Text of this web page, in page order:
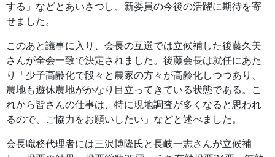
する」などとあいさつし、新委員の今後の活躍に期待を寄
せました。
このあと議事に入り、会長の互選では立候補した後藤久美
さんが全会一致で決定されました。後藤会長は就任にあた
り「少子高齢化で段々と農家の方々が高齢化しつつあり、
農地も遊休農地がかなり目立ってきている状態である。こ
れから皆さんの仕事は、特に現地調査が多くなると思われ
るので、ご協力をお願いしたい」などと述べました。
会長職務代理者には三沢博隆氏と長岐一志さんが立候補